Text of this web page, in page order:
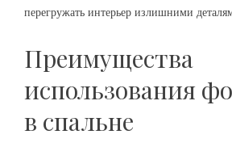
перегружать интерьер излишними
Преимущества
использования
в спальне